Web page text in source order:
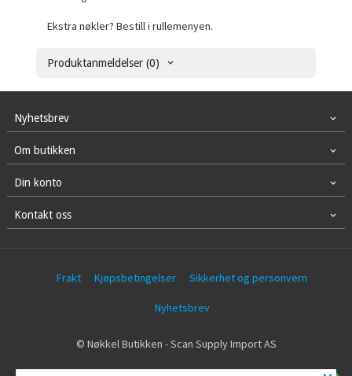
Ekstra nøkler? Bestill i rullemenyen.
Produktanmeldelser (0)
Nyhetsbrev
Om butikken
Din konto
Kontakt oss
Frakt Kjøpsbetingelser Sikkerhet og personvern
Nyhetsbrev
© Nøkkel Butikken - Scan Supply Import AS